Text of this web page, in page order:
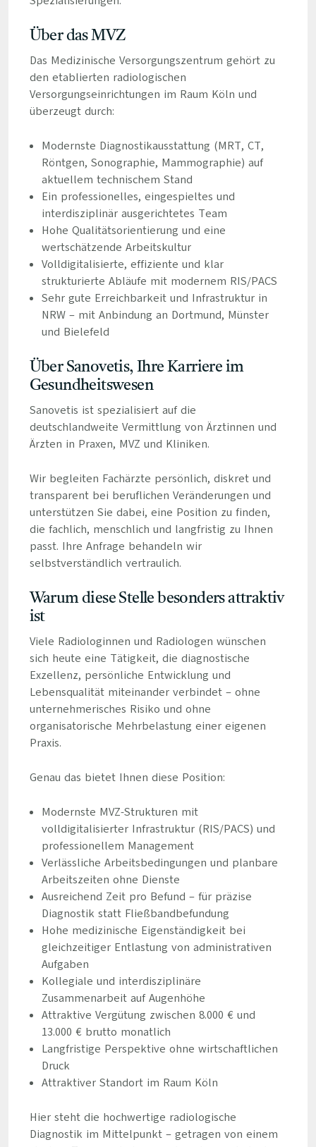
Über das MVZ
Das Medizinische Versorgungszentrum gehört zu
den etablierten radiologischen
Versorgungseinrichtungen im Raum Köln und
überzeugt durch:
Modernste Diagnostikausstattung (MRT, CT,
Röntgen, Sonographie, Mammographie) auf
aktuellem technischem Stand
Ein professionelles, eingespieltes und
interdisziplinär ausgerichtetes Team
Hohe Qualitätsorientierung und eine
wertschätzende Arbeitskultur
Volldigitalisierte, effiziente und klar
strukturierte Abläufe mit modernem RIS/PACS
Sehr gute Erreichbarkeit und Infrastruktur in
NRW – mit Anbindung an Dortmund, Münster
und Bielefeld
Über Sanovetis, Ihre Karriere im
Gesundheitswesen
Sanovetis ist spezialisiert auf die
deutschlandweite Vermittlung von Ärztinnen und
Ärzten in Praxen, MVZ und Kliniken.
Wir begleiten Fachärzte persönlich, diskret und
transparent bei beruflichen Veränderungen und
unterstützen Sie dabei, eine Position zu finden,
die fachlich, menschlich und langfristig zu Ihnen
passt. Ihre Anfrage behandeln wir
selbstverständlich vertraulich.
Warum diese Stelle besonders attraktiv
ist
Viele Radiologinnen und Radiologen wünschen
sich heute eine Tätigkeit, die diagnostische
Exzellenz, persönliche Entwicklung und
Lebensqualität miteinander verbindet – ohne
unternehmerisches Risiko und ohne
organisatorische Mehrbelastung einer eigenen
Praxis.
Genau das bietet Ihnen diese Position:
Modernste MVZ-Strukturen mit
volldigitalisierter Infrastruktur (RIS/PACS) und
professionellem Management
Verlässliche Arbeitsbedingungen und planbare
Arbeitszeiten ohne Dienste
Ausreichend Zeit pro Befund – für präzise
Diagnostik statt Fließbandbefundung
Hohe medizinische Eigenständigkeit bei
gleichzeitiger Entlastung von administrativen
Aufgaben
Kollegiale und interdisziplinäre
Zusammenarbeit auf Augenhöhe
Attraktive Vergütung zwischen 8.000 € und
13.000 € brutto monatlich
Langfristige Perspektive ohne wirtschaftlichen
Druck
Attraktiver Standort im Raum Köln
Hier steht die hochwertige radiologische
Diagnostik im Mittelpunkt – getragen von einem